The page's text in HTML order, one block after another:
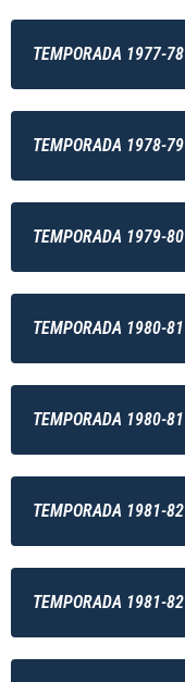
TEMPORADA 1977-78
TEMPORADA 1978-79
TEMPORADA 1979-80
TEMPORADA 1980-81
TEMPORADA 1980-81
TEMPORADA 1981-82
TEMPORADA 1981-82